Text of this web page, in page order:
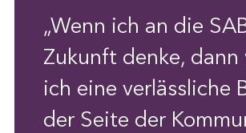
„Wenn ich an die
Zukunft denke, dann
ich eine verlässliche
der Seite der